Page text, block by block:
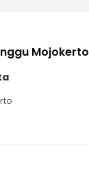
Mojokerto